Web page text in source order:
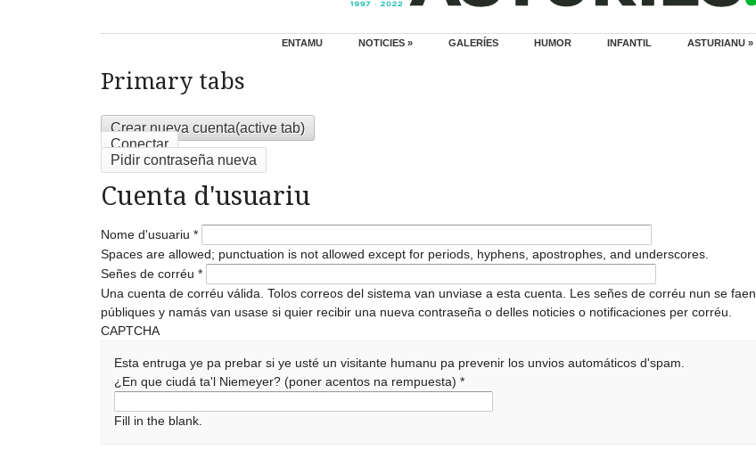
ENTAMU NOTICIES » GALERÍES HUMOR INFANTIL ASTURIANU »
Primary tabs
Crear nueva cuenta(active tab)
Conectar
Pidir contraseña nueva
Cuenta d'usuariu
Nome d'usuariu *
Spaces are allowed; punctuation is not allowed except for periods, hyphens, apostrophes, and underscores.
Señes de corréu *
Una cuenta de corréu válida. Tolos correos del sistema van unviase a esta cuenta. Les señes de corréu nun se faen
públiques y namás van usase si quier recibir una nueva contraseña o delles noticies o notificaciones per corréu.
CAPTCHA
Esta entruga ye pa prebar si ye usté un visitante humanu pa prevenir los unvios automáticos d'spam.
¿En que ciudá ta'l Niemeyer? (poner acentos na rempuesta)*
Fill in the blank.